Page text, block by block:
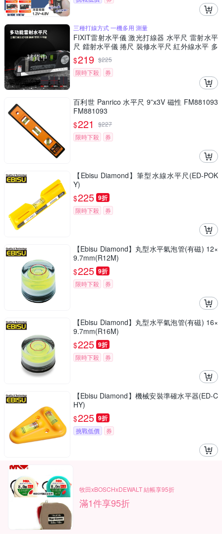
補貨中
三種打線方式 一機多用 測量
FIXIT雷射水平儀 激光打線器 水平尺 雷射水平
尺 鐳射水平儀 捲尺 裝修水平尺 紅外線水平 多
功能水平儀
$219 $225
限時下殺
券
百利世 Panrico 水平尺 9”x3V 磁性 FM881093
FM881093
$221 $227
限時下殺
券
【Ebisu Diamond】筆型水線水平尺(ED-POK
Y)
$225 9折
限時下殺 券
【Ebisu Diamond】丸型水平氣泡管(有磁) 12×
9.7mm(R12M)
$225 9折
限時下殺 券
【Ebisu Diamond】丸型水平氣泡管(有磁) 16×
9.7mm(R16M)
$225 9折
限時下殺 券
【Ebisu Diamond】機械安裝準確水平器(ED-C
HY)
$225 9折
挑戰低價 券
牧田xBOSCHxDEWALT 結帳享95折
滿1件享95折